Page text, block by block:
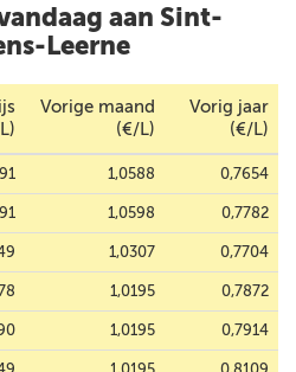
aan Sint-
Leerne
Vorige maand
(€/L)
Vorig jaar
(€/L)
1,0588 0,7654
1,0598 0,7782
1,0307 0,7704
1,0195 0,7872
1,0195 0,7914